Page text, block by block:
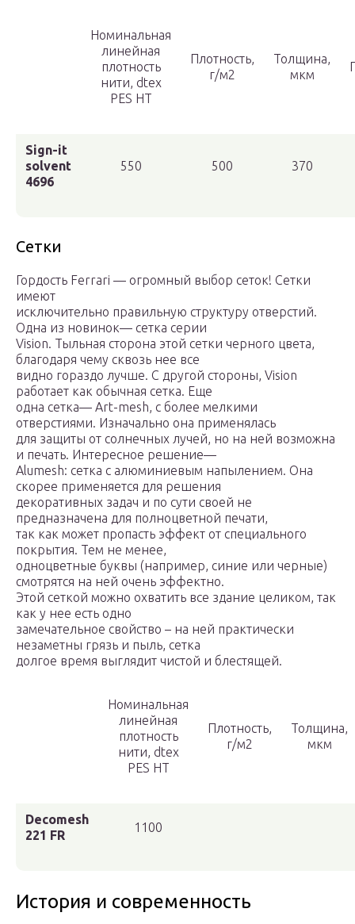
Номинальная
линейная
плотность
нити, dtex
PES HT
Плотность,
г/м2
Толщина,
мкм
Sign-it
solvent
4696
550 500 370
Сетки
Гордость Ferrari — огромный выбор сеток! Сетки
имеют
исключительно правильную структуру отверстий.
Одна из новинок— сетка серии
Vision. Тыльная сторона этой сетки черного цвета,
благодаря чему сквозь нее все
видно гораздо лучше. С другой стороны, Vision
работает как обычная сетка. Еще
одна сетка— Art-mesh, с более мелкими
отверстиями. Изначально она применялась
для защиты от солнечных лучей, но на ней возможна
и печать. Интересное решение—
Alumesh: сетка с алюминиевым напылением. Она
скорее применяется для решения
декоративных задач и по сути своей не
предназначена для полноцветной печати,
так как может пропасть эффект от специального
покрытия. Тем не менее,
одноцветные буквы (например, синие или черные)
смотрятся на ней очень эффектно.
Этой сеткой можно охватить все здание целиком, так
как у нее есть одно
замечательное свойство – на ней практически
незаметны грязь и пыль, сетка
долгое время выглядит чистой и блестящей.
Номинальная
линейная
плотность
нити, dtex
PES HT
Плотность,
г/м2
Толщина,
мкм
Decomesh
221 FR
1100
История и современность